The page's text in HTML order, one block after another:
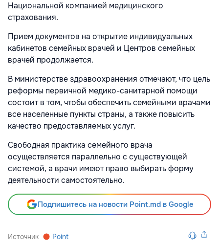
Национальной компанией медицинского
страхования.
Прием документов на открытие индивидуальных
кабинетов семейных врачей и Центров семейных
врачей продолжается.
В министерстве здравоохранения отмечают, что цель
реформы первичной медико-санитарной помощи
состоит в том, чтобы обеспечить семейными врачами
все населенные пункты страны, а также повысить
качество предоставляемых услуг.
Свободная практика семейного врача
осуществляется параллельно с существующей
системой, а врачи имеют право выбирать форму
деятельности самостоятельно.
Подпишитесь на новости Point.md в Google
Источник Point